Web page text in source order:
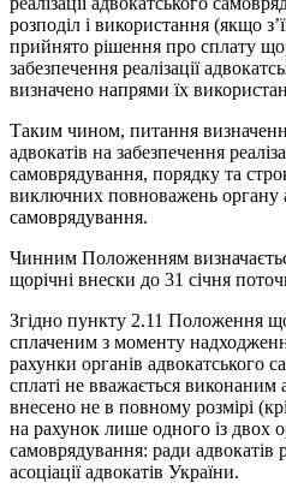
розподіл і використання (якщо
прийнято рішення про сплату
забезпечення реалізації
визначено напрями їх
Таким чином, питання
адвокатів на забезпечення
самоврядування, порядку та
виключних повноважень органу
самоврядування.
Чинним Положенням
щорічні внески до 31 січня
Згідно пункту 2.11 Положення
сплаченим з моменту
рахунки органів адвокатського
сплаті не вважається
внесено не в повному розмірі
на рахунок лише одного із двох
самоврядування: ради адвокатів
асоціації адвокатів України.